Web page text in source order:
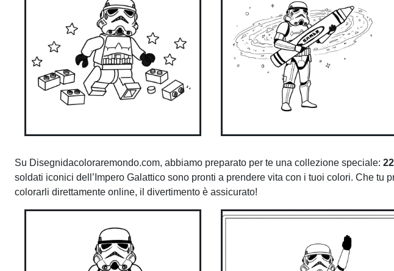
Su Disegnidacoloraremondo.com, abbiamo preparato per te una collezione speciale:
soldati iconici dell’Impero Galattico sono pronti a prendere vita con i tuoi colori. Che tu
colorarli direttamente online, il divertimento è assicurato!